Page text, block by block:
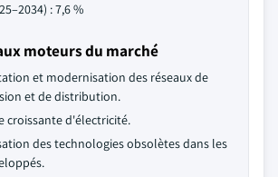
: 7,6 %
moteurs du marché
et modernisation des réseaux de
et de distribution.
croissante d'électricité.
des technologies obsolètes dans les